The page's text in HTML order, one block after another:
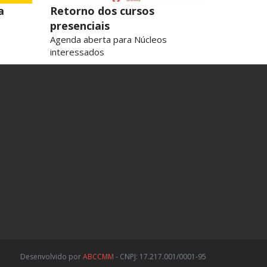
Retorno dos cursos
presenciais
Agenda aberta para Núcleos
interessados
Desenvolvido porABCCMM - CNPJ: 17.217.001/0001-95